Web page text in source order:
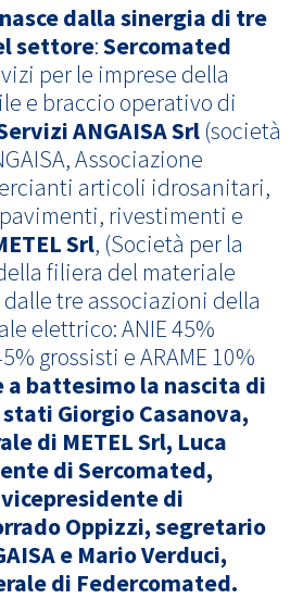
nasce dalla sinergia di tre
settore:Sercomated
per le imprese della
e braccio operativo di
ANGAISA Srl (società
Associazione
articoli idrosanitari,
rivestimenti e
Srl, (Società per la
filiera del materiale
tre associazioni della
elettrico: ANIE 45%
grossisti e ARAME 10%
a battesimo la nascita di
Giorgio Casanova,
di METELSrl, Luca
di Sercomated,
di
Oppizzi, segretario
e Mario Verduci,
di Federcomated.